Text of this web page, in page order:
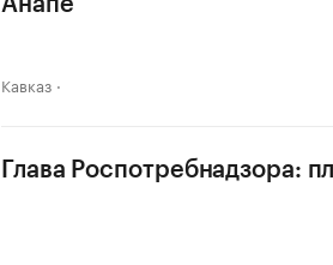
Анапе
Кавказ
Глава Роспотребнадзора: